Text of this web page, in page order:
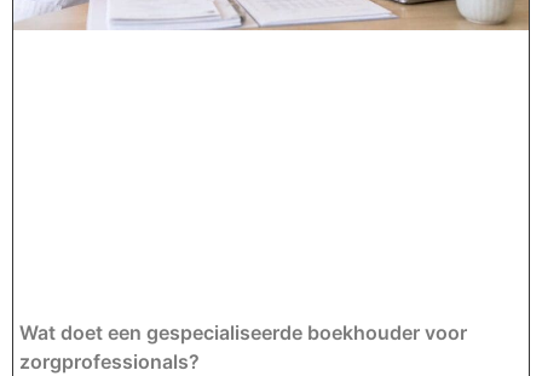
Wat doet een gespecialiseerde boekhouder voor
zorgprofessionals?